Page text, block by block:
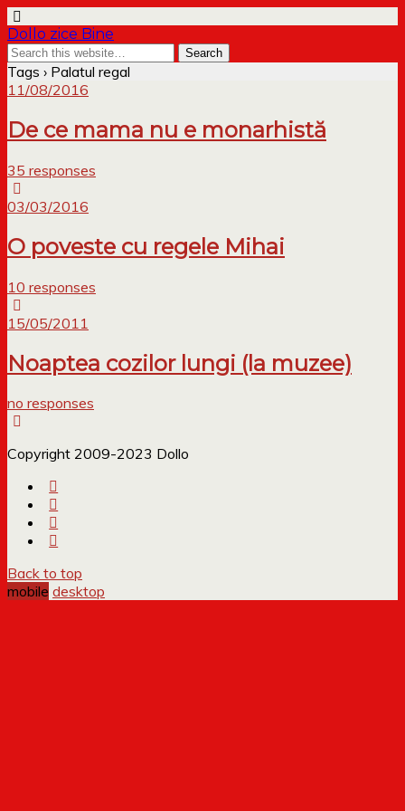
Dollo zice Bine
Tags › Palatul regal
11/08/2016
De ce mama nu e monarhistă
35 responses
03/03/2016
O poveste cu regele Mihai
10 responses
15/05/2011
Noaptea cozilor lungi (la muzee)
no responses
Copyright 2009-2023 Dollo
Back to top
mobile desktop